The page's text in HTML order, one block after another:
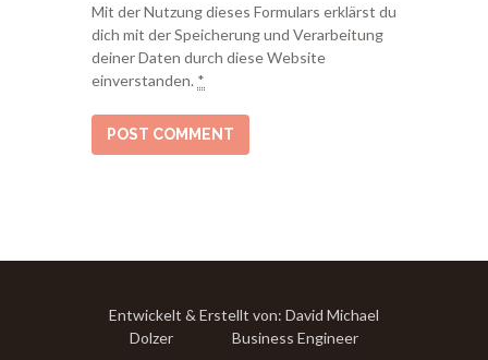
Mit der Nutzung dieses Formulars erklärst du
dich mit der Speicherung und Verarbeitung
deiner Daten durch diese Website
einverstanden. *
Entwickelt & Erstellt von: David Michael
Dolzer Business Engineer